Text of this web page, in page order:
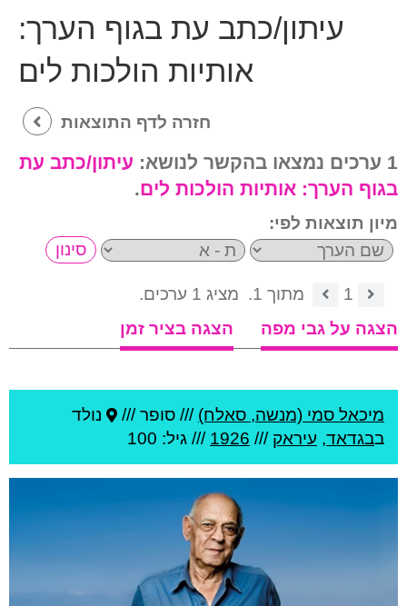
עיתון/כתב עת בגוף הערך:
אותיות הולכות לים
חזרה לדף התוצאות
1 ערכים נמצאו בהקשר לנושא:
עיתון/כתב עת
בגוף הערך: אותיות הולכות לים.
מיון תוצאות לפי:
1 מתוך 1.
מציג 1 ערכים.
הצגה על גבי מפה
הצגה בציר זמן
מיכאל סמי (מנשה, סאלח) /// סופר ///
נולד
בבגדאד, עיראק ///
1926 /// גיל: 100